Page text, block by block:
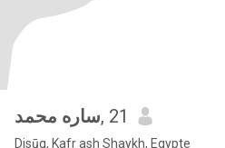
ساره محمد, 21
Disūq, Kafr ash Shaykh, Egypte